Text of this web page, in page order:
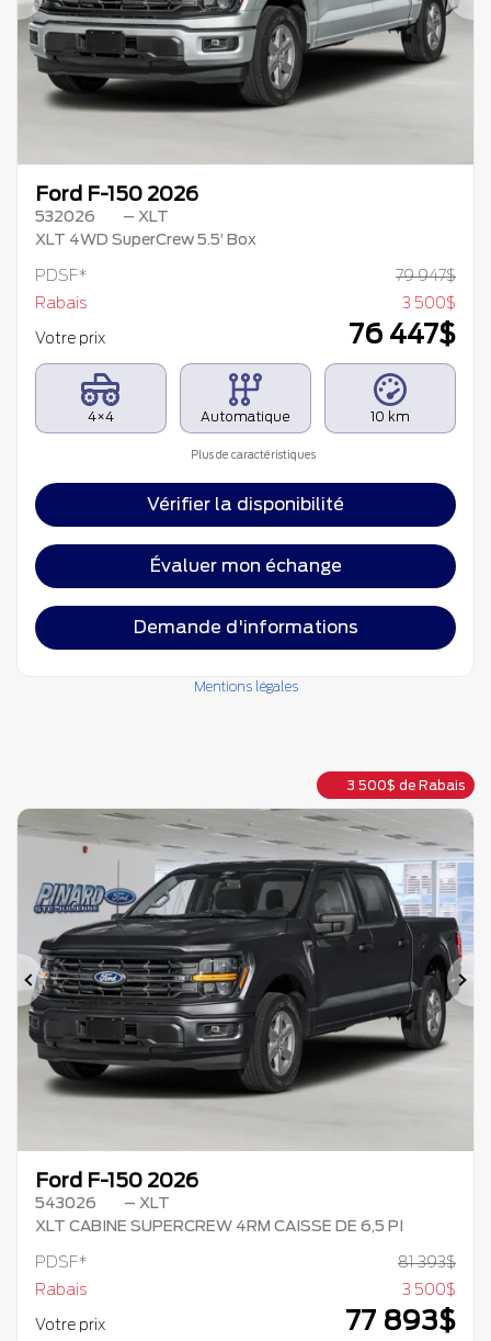
Précédent
Ford F-150 2026
532026
– XLT
XLT 4WD SuperCrew 5.5′ Box
PDSF* 79 947$
Rabais
3 500$
Votre prix
76 447$
4×4 Automatique 10 km
Plus de caractéristiques
Vérifier la disponibilité
Évaluer mon échange
Demande d'informations
Mentions légales
3 500$ de Rabais
Précédent
Ford F-150 2026
543026
– XLT
XLT CABINE SUPERCREW 4RM CAISSE DE 6,5 PI
PDSF* 81 393$
Rabais
3 500$
Votre prix
77 893$